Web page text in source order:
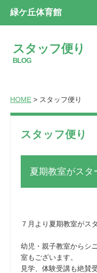
緑ケ丘体育館
スタッフ便り
BLOG
HOME > スタッフ便り
スタッフ便り
夏期教室がスタ
７月より夏期教室がス
幼児・親子教室からシ
室もございます。
見学、体験受講も絶賛